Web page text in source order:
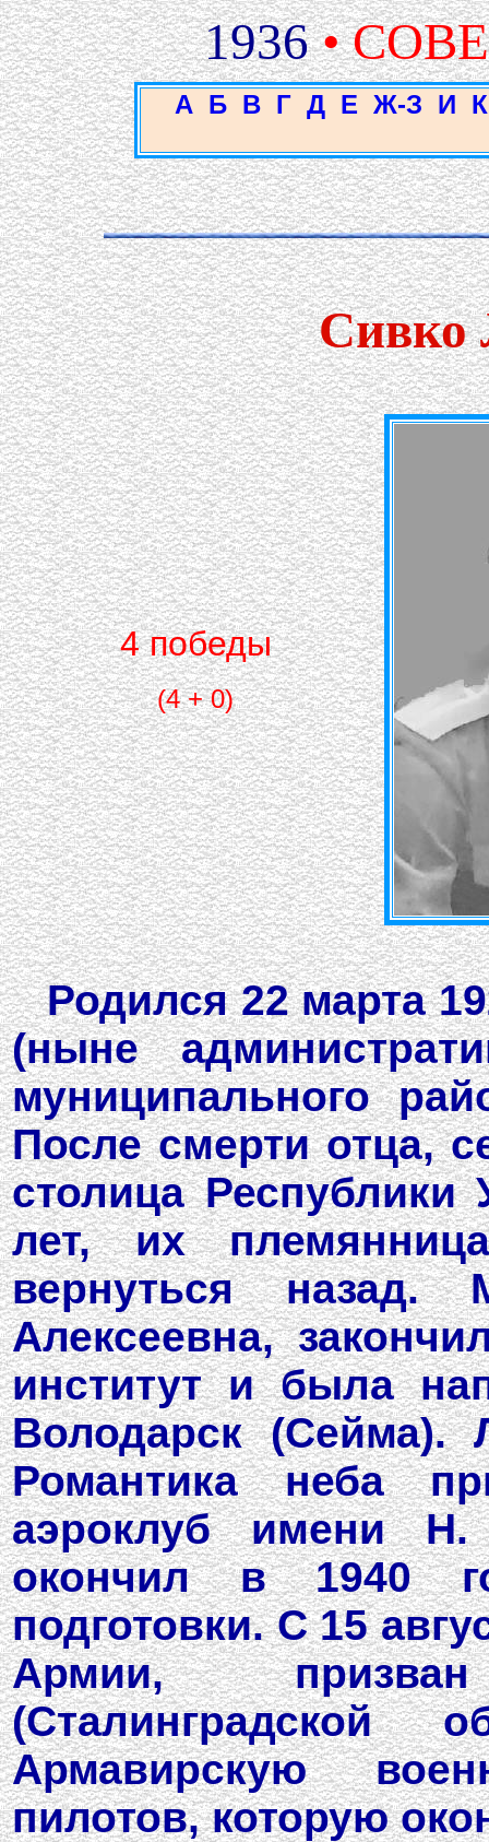
1936 •
А Б В Г Д Е Ж-З И К
Сивко
4 победы
(4 + 0)
Родился 22 марта
(ныне
муниципального
После смерти отца,
столица Республики
лет, их
вернуться
Алексеевна,
институт и была
Володарск
Романтика неба
аэроклуб имени
окончил в 1940
подготовки. С 15
Армии,
Армавирскую
пилотов, которую